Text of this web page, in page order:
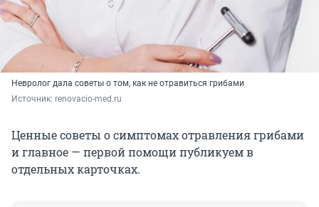
Невролог дала советы о том, как не отравиться грибами
Источник: renovacio-med.ru
Ценные советы о симптомах отравления грибами
и главное — первой помощи публикуем в
отдельных карточках.